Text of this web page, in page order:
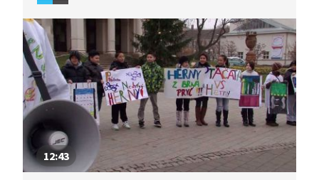
Thomas Zielinski a Monika Beuerle, která je
ředitelkou Německé školy v Praze, ti všichni byli
německými občany. V současné době ale
spokojeně žijí a pracují u nás. Na co si však
nemohou zvyknout, co jim u nás chybí?
12:43